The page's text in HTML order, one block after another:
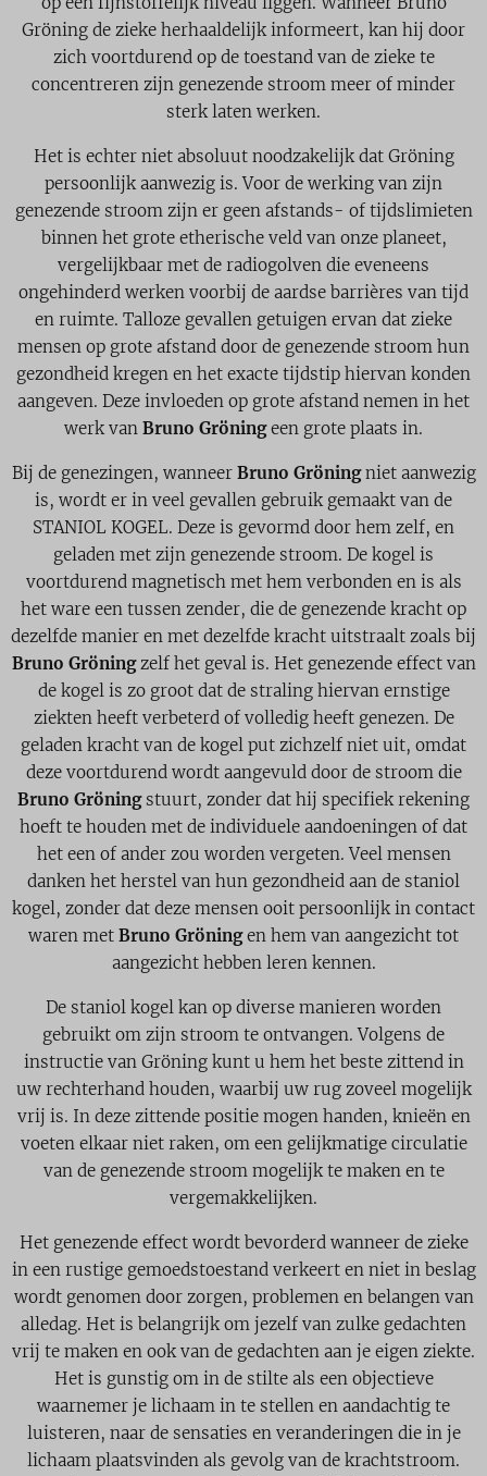
Gröning de zieke herhaaldelijk informeert, kan hij door
zich voortdurend op de toestand van de zieke te
concentreren zijn genezende stroom meer of minder
sterk laten werken.
Het is echter niet absoluut noodzakelijk dat Gröning
persoonlijk aanwezig is. Voor de werking van zijn
genezende stroom zijn er geen afstands- of tijdslimieten
binnen het grote etherische veld van onze planeet,
vergelijkbaar met de radiogolven die eveneens
ongehinderd werken voorbij de aardse barrières van tijd
en ruimte. Talloze gevallen getuigen ervan dat zieke
mensen op grote afstand door de genezende stroom hun
gezondheid kregen en het exacte tijdstip hiervan konden
aangeven. Deze invloeden op grote afstand nemen in het
werk van Bruno Gröningeen grote plaats in.
Bij de genezingen, wanneer Bruno Gröningniet aanwezig
is, wordt er in veel gevallen gebruik gemaakt van de
STANIOL KOGEL. Deze is gevormd door hem zelf, en
geladen met zijn genezende stroom. De kogel is
voortdurend magnetisch met hem verbonden en is als
het ware een tussen zender, die de genezende kracht op
dezelfde manier en met dezelfde kracht uitstraalt zoals bij
Bruno Gröningzelf het geval is. Het genezende effect van
de kogel is zo groot dat de straling hiervan ernstige
ziekten heeft verbeterd of volledig heeft genezen. De
geladen kracht van de kogel put zichzelf niet uit, omdat
deze voortdurend wordt aangevuld door de stroom die
Bruno Gröningstuurt, zonder dat hij specifiek rekening
hoeft te houden met de individuele aandoeningen of dat
het een of ander zou worden vergeten. Veel mensen
danken het herstel van hun gezondheid aan de staniol
kogel, zonder dat deze mensen ooit persoonlijk in contact
waren met Bruno Gröningen hem van aangezicht tot
aangezicht hebben leren kennen.
De staniol kogel kan op diverse manieren worden
gebruikt om zijn stroom te ontvangen. Volgens de
instructie van Gröning kunt u hem het beste zittend in
uw rechterhand houden, waarbij uw rug zoveel mogelijk
vrij is. In deze zittende positie mogen handen, knieën en
voeten elkaar niet raken, om een gelijkmatige circulatie
van de genezende stroom mogelijk te maken en te
vergemakkelijken.
Het genezende effect wordt bevorderd wanneer de zieke
in een rustige gemoedstoestand verkeert en niet in beslag
wordt genomen door zorgen, problemen en belangen van
alledag. Het is belangrijk om jezelf van zulke gedachten
vrij te maken en ook van de gedachten aan je eigen ziekte.
Het is gunstig om in de stilte als een objectieve
waarnemer je lichaam in te stellen en aandachtig te
luisteren, naar de sensaties en veranderingen die in je
lichaam plaatsvinden als gevolg van de krachtstroom.